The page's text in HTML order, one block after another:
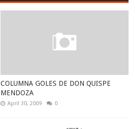
COLUMNA GOLES DE DON QUISPE
MENDOZA
April 30, 2009 0